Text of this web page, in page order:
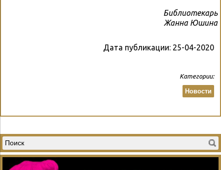
Библиотекарь
Жанна Юшина
Дата публикации: 25-04-2020
Категории:
Новости